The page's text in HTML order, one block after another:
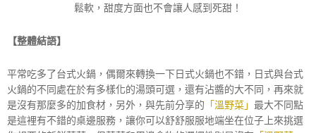
鬆軟，甜度方面也不會讓人感到死甜！
【整體結語】
平常吃多了台式火鍋，偶爾來轉換一下日式火鍋也不錯，日式與台式
火鍋的不同處在於有多樣化的湯頭可選，還有沾醬的大不同，再來就
是沒有那麼多的加食材，另外，與先前分享的 「溫野菜」 最大不同點
是這裡有不錯的桌邊服務，讓你可以舒舒服服地端坐在位子上來挑選